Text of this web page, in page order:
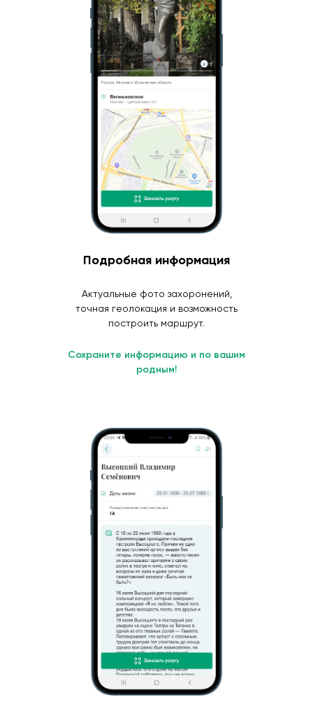
Подробная информация
Актуальные фото захоронений,
точная геолокация и возможность
построить маршрут.
Сохраните информацию и по вашим
родным!